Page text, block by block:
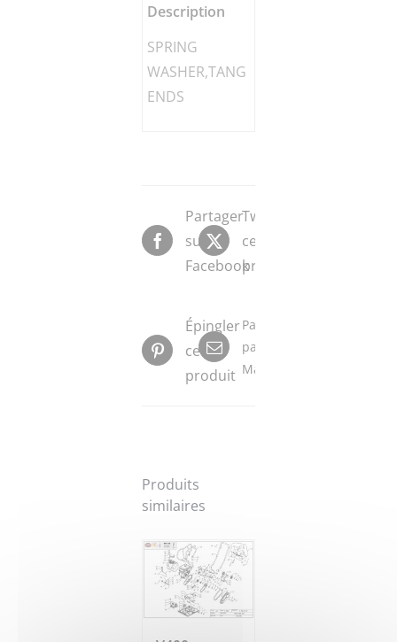
Description
SPRING
WASHER,TANG
ENDS
Partager
sur
Facebook
Tweeter
ce
produit
Épingler
ce
produit
Partager
par
Mail
Produits
similaires